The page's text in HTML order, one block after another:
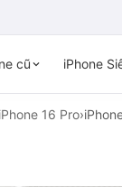
cũ iPhone
iPhone 16 Pro›